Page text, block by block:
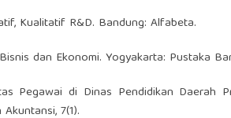
Kualitatif R&D. Bandung: Alfabeta.
dan Ekonomi. Yogyakarta: Pustaka
Pegawai di Dinas Pendidikan Daerah
7(1).